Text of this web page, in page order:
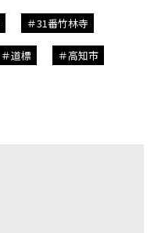
31番竹林寺
道標 高知市